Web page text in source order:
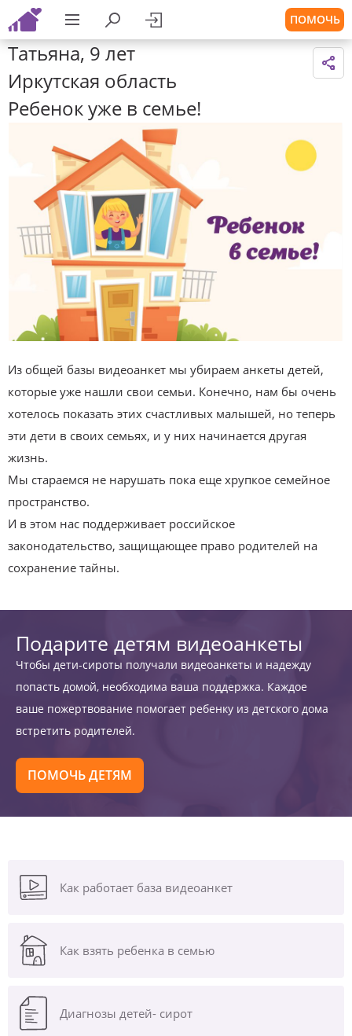
ПОМОЧЬ
Татьяна, 9 лет
Иркутская область
Ребенок уже в семье!
Из общей базы видеоанкет мы убираем анкеты детей,
которые уже нашли свои семьи. Конечно, нам бы очень
хотелось показать этих счастливых малышей, но теперь
эти дети в своих семьях, и у них начинается другая
жизнь.
Мы стараемся не нарушать пока еще хрупкое семейное
пространство.
И в этом нас поддерживает российское
законодательство, защищающее право родителей на
сохранение тайны.
Подарите детям видеоанкеты
Чтобы дети-сироты получали видеоанкеты и надежду
попасть домой, необходима ваша поддержка. Каждое
ваше пожертвование помогает ребенку из детского дома
встретить родителей.
ПОМОЧЬ ДЕТЯМ
Как работает база видеоанкет
Как взять ребенка в семью
Диагнозы детей- сирот